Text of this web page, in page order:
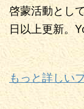
啓蒙活動とし
日以上更新。
もっと詳しい